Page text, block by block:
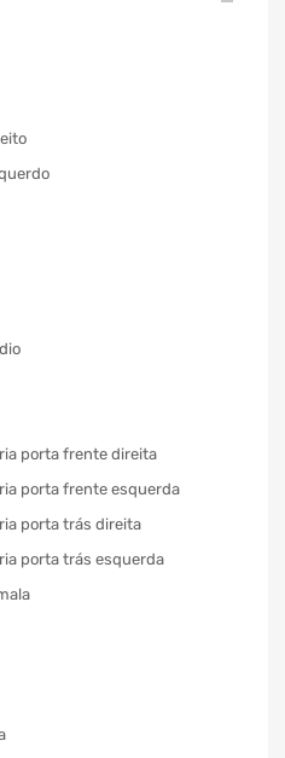
porta frente direita
porta frente esquerda
porta trás direita
porta trás esquerda